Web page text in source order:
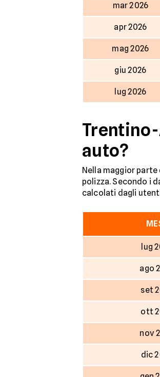
mar 2026
apr 2026
mag 2026
giu 2026
lug 2026
auto?
Nella maggior
polizza. Secondo i
calcolati dagli
lug
ago
set
ott
nov
dic